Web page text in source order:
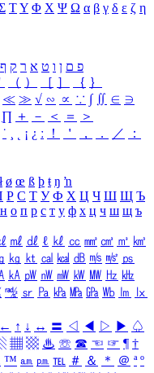
ΤΥ Φ Χ Ψ Ω α β γ δ ε ζ η
פ ם ן ו ט א ר ק ף
（ ） ［ ］ ｛ ｝
≪ ≫ √ ∽ ∝ ∵ ∫ ∬ ∈ ∋
∏ ＋ － ＜ ＝
＞
˙ ¸ ¡ ¿ ː ！ ＇ ， ． ／
：
ł ø œ ß þ ŧ ŋ ŉ
Р С Т У Ф Х Ц Ч Ш Щ Ъ
н о п р с т у ф х ц ч ш щ ъ
㎖ ㎗ ℓ ㎘ ㏄ ㎣ ㎤ ㎥ ㎦
㎏ ㏏ ㎈ ㎉ ㏈ ㎧ ㎨ ㎰
㎄ ㎺ ㎻ ㎽ ㎾ ㎿ ㎐ ㎑
㎯ ㏛ ㎩ ㎪ ㎫ ㎬ ㏝ ㏐
㏓
← ↑ ↓ ↔ 〓 ◁ ◀ ▷ ▶ ♤
▦ ▩ ♨ ☏ ☎ ☜ ☞ ¶ †
™ ㏂ ㏘ ℡ ＃ ＆ ＊ ＠ ª º